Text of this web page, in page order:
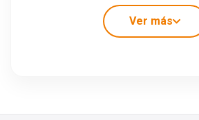
Interfase de 5 pulgadas con
amortiguación durante el
Ver más